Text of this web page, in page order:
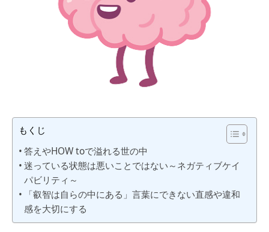
もくじ
答えやHOW toで溢れる世の中
迷っている状態は悪いことではない～ネガティブケイ
パビリティ～
「叡智は自らの中にある」言葉にできない直感や違和
感を大切にする